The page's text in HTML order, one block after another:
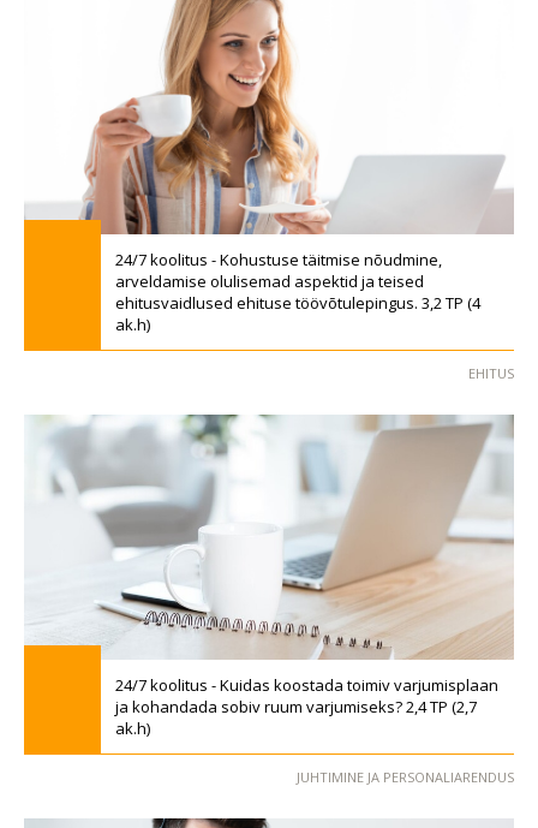
24/7 koolitus - Kohustuse täitmise nõudmine,
arveldamise olulisemad aspektid ja teised
ehitusvaidlused ehituse töövõtulepingus. 3,2 TP (4
ak.h)
EHITUS
24/7 koolitus - Kuidas koostada toimiv varjumisplaan
ja kohandada sobiv ruum varjumiseks? 2,4 TP (2,7
ak.h)
JUHTIMINE JA PERSONALIARENDUS